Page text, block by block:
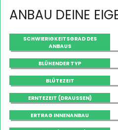
ANBAU DEINE
SCHWIERIGKEITSGRAD DES
ANBAUS
BLÜHENDER TYP
BLÜTEZEIT
ERNTEZEIT (DRAUSSEN)
ERTRAG INNENANBAU